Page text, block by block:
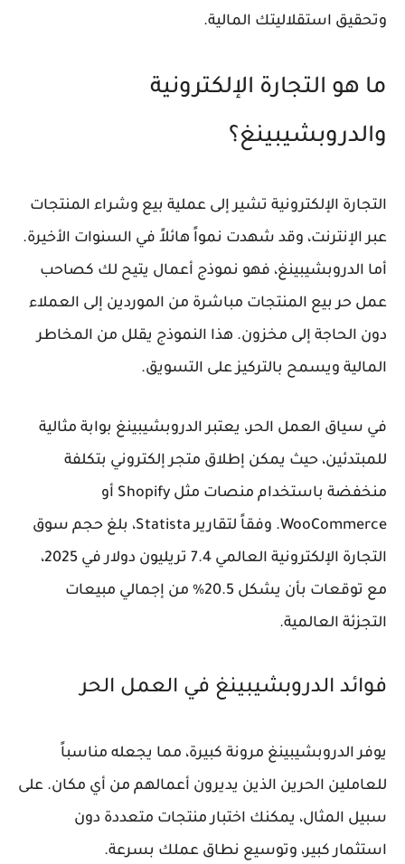
وتحقيق استقلاليتك المالية.
ما هو التجارة الإلكترونية
والدروبشيبينغ؟
التجارة الإلكترونية تشير إلى عملية بيع وشراء المنتجات
عبر الإنترنت، وقد شهدت نمواً هائلاً في السنوات الأخيرة.
أما الدروبشيبينغ، فهو نموذج أعمال يتيح لك كصاحب
عمل حر بيع المنتجات مباشرة من الموردين إلى العملاء
دون الحاجة إلى مخزون. هذا النموذج يقلل من المخاطر
المالية ويسمح بالتركيز على التسويق.
في سياق العمل الحر، يعتبر الدروبشيبينغ بوابة مثالية
للمبتدئين، حيث يمكن إطلاق متجر إلكتروني بتكلفة
منخفضة باستخدام منصات مثل Shopify أو
WooCommerce. وفقاً لتقارير Statista، بلغ حجم سوق
التجارة الإلكترونية العالمي 7.4 تريليون دولار في 2025،
مع توقعات بأن يشكل 20.5% من إجمالي مبيعات
التجزئة العالمية.
فوائد الدروبشيبينغ في العمل الحر
يوفر الدروبشيبينغ مرونة كبيرة، مما يجعله مناسباً
للعاملين الحرين الذين يديرون أعمالهم من أي مكان. على
سبيل المثال، يمكنك اختبار منتجات متعددة دون
استثمار كبير، وتوسيع نطاق عملك بسرعة.